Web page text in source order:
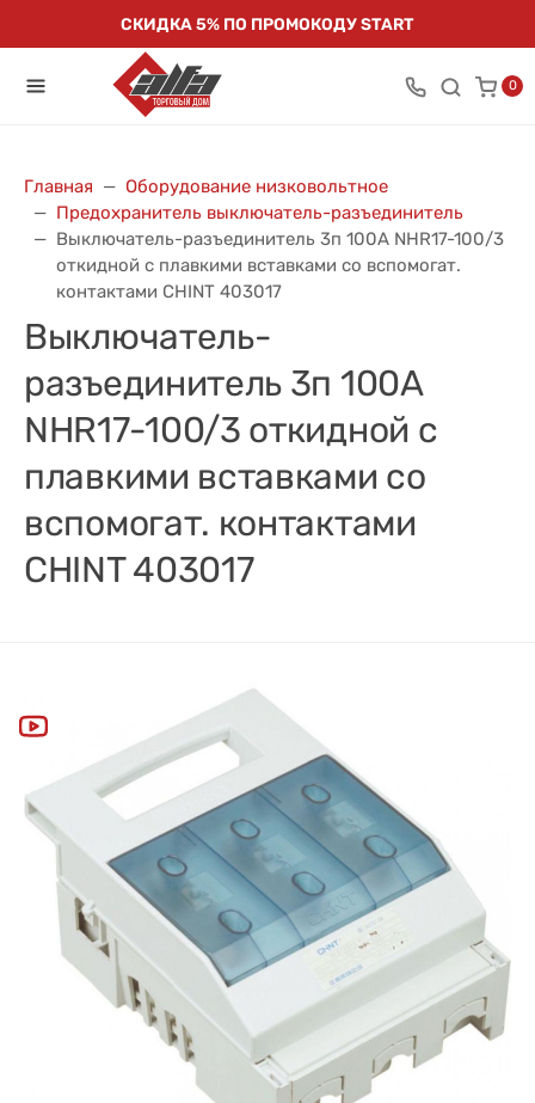
СКИДКА 5% ПО ПРОМОКОДУ START
0
Главная
Оборудование низковольтное
Предохранитель выключатель-разъединитель
Выключатель-разъединитель 3п 100А NHR17-100/3
откидной с плавкими вставками со вспомогат.
контактами CHINT 403017
Выключатель-
разъединитель 3п 100А
NHR17-100/3 откидной с
плавкими вставками со
вспомогат. контактами
CHINT 403017